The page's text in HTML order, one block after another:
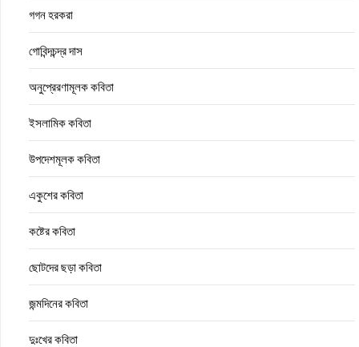
গগন হরকরা
গোবিন্দচন্দ্র দাস
অনুপ্রেরণামূলক কবিতা
ইসলামিক কবিতা
উপদেশমূলক কবিতা
একুশের কবিতা
কষ্টের কবিতা
ছোটদের ছড়া কবিতা
জন্মদিনের কবিতা
দুঃখের কবিতা